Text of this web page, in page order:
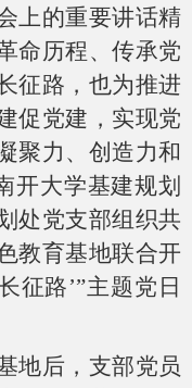
上的重要讲话精
命历程、传承党
征路，也为推进
促党建，实现党
聚力、创造力和
开大学基建规划
处党支部组织共
教育基地联合开
征路’”主题党日
地后，支部党员